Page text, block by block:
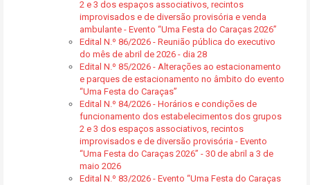
2 e 3 dos espaços associativos, recintos
improvisados e de diversão provisória e venda
ambulante - Evento “Uma Festa do Caraças 2026”
Edital N.º 86/2026 - Reunião pública do executivo
do mês de abril de 2026 - dia 28
Edital N.º 85/2026 - Alterações ao estacionamento
e parques de estacionamento no âmbito do evento
“Uma Festa do Caraças”
Edital N.º 84/2026 - Horários e condições de
funcionamento dos estabelecimentos dos grupos
2 e 3 dos espaços associativos, recintos
improvisados e de diversão provisória - Evento
“Uma Festa do Caraças 2026” - 30 de abril a 3 de
maio 2026
Edital N.º 83/2026 - Evento “Uma Festa do Caraças